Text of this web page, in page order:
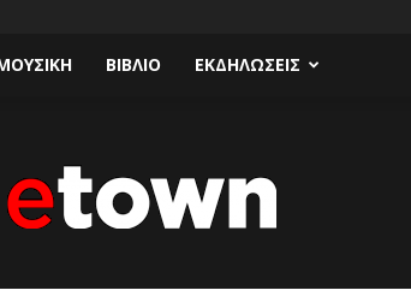
ΒΙΒΛΙΟ ΕΚΔΗΛΩΣΕΙΣ